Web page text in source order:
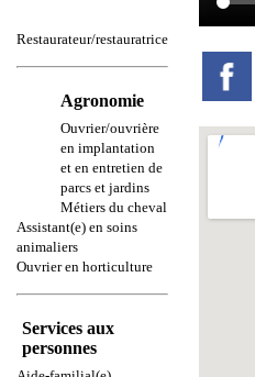
Restaurateur/restauratrice
Agronomie
Ouvrier/ouvrière
en implantation
et en entretien de
parcs et jardins
Métiers du cheval
Assistant(e) en soins
animaliers
Ouvrier en horticulture
Services aux
personnes